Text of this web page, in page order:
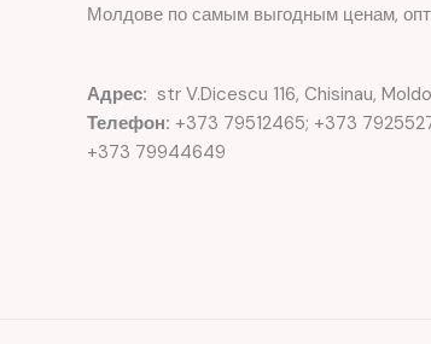
Молдове по самым выгодным ценам,
Адрес: str V.Dicescu 116, Chisinau,
Телефон: +373 79512465; +373
+373 79944649